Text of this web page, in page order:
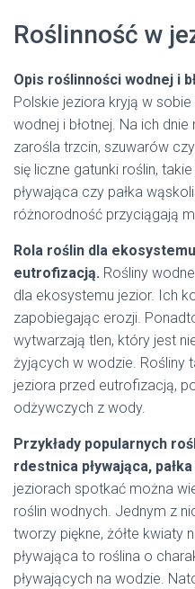
Roślinność w
Opis roślinności wodnej i
Polskie jeziora kryją w
wodnej i błotnej. Na ich
zarośla trzcin, szuwarów
się liczne gatunki roślin,
pływająca czy pałka
różnorodność przyciągają
Rola roślin dla
eutrofizacją. Rośliny
dla ekosystemu jezior. Ich
zapobiegając erozji.
wytwarzają tlen, który jest
żyjących w wodzie. Rośliny
jeziora przed eutrofizacją,
odżywczych z wody.
Przykłady popularnych
rdestnica pływająca,
jeziorach spotkać można
roślin wodnych. Jednym z
tworzy piękne, żółte kwiaty
pływająca to roślina o
pływających na wodzie.